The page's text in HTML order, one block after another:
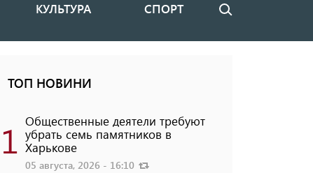
КУЛЬТУРА СПОРТ Поиск
ТОП НОВИНИ
1 Общественные деятели требуют
убрать семь памятников в
Харькове
05 августа, 2026 - 16:10